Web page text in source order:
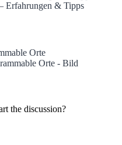
Erfahrungen & Tipps
Orte
the discussion?